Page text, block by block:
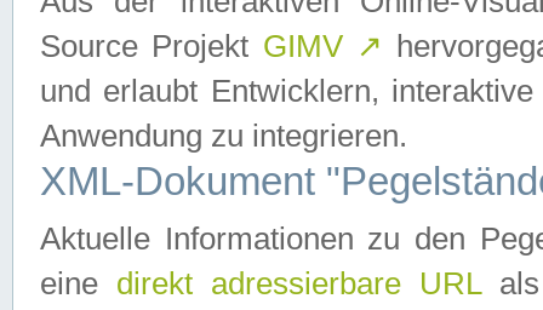
Source Projekt GIMV ↗
und erlaubt Entwicklern,
Anwendung zu integrieren.
XML-Dokument
Aktuelle Informationen zu den
eine direkt adressierbare URLals